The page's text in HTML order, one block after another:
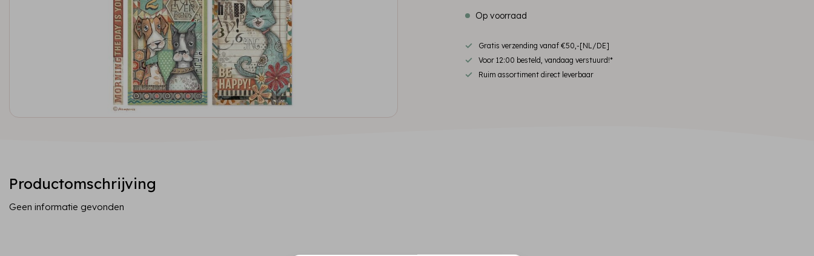
Op voorraad
Gratis verzending vanaf €50,-[NL/DE]
Voor 12:00 besteld, vandaag verstuurd!*
Ruim assortiment direct leverbaar
Productomschrijving
Geen informatie gevonden